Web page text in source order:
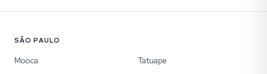
SÃO PAULO
Mooca
Tatuape